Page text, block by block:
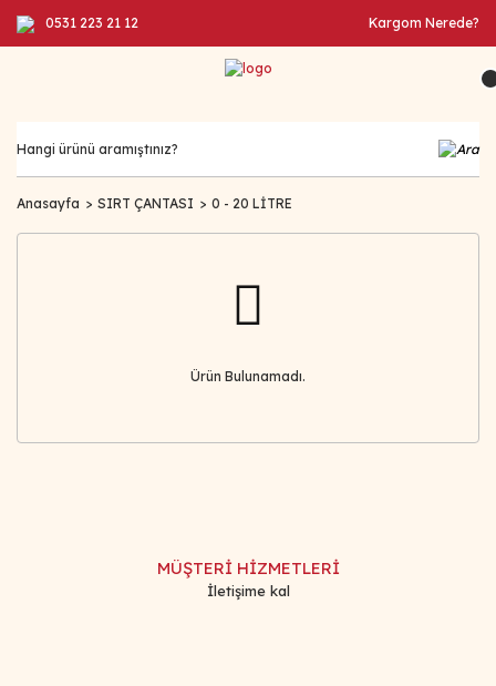
0531 223 21 12 Kargom Nerede?
Anasayfa SIRT ÇANTASI 0 - 20 LİTRE
Ürün Bulunamadı.
MÜŞTERİ HİZMETLERİ
İletişime kal